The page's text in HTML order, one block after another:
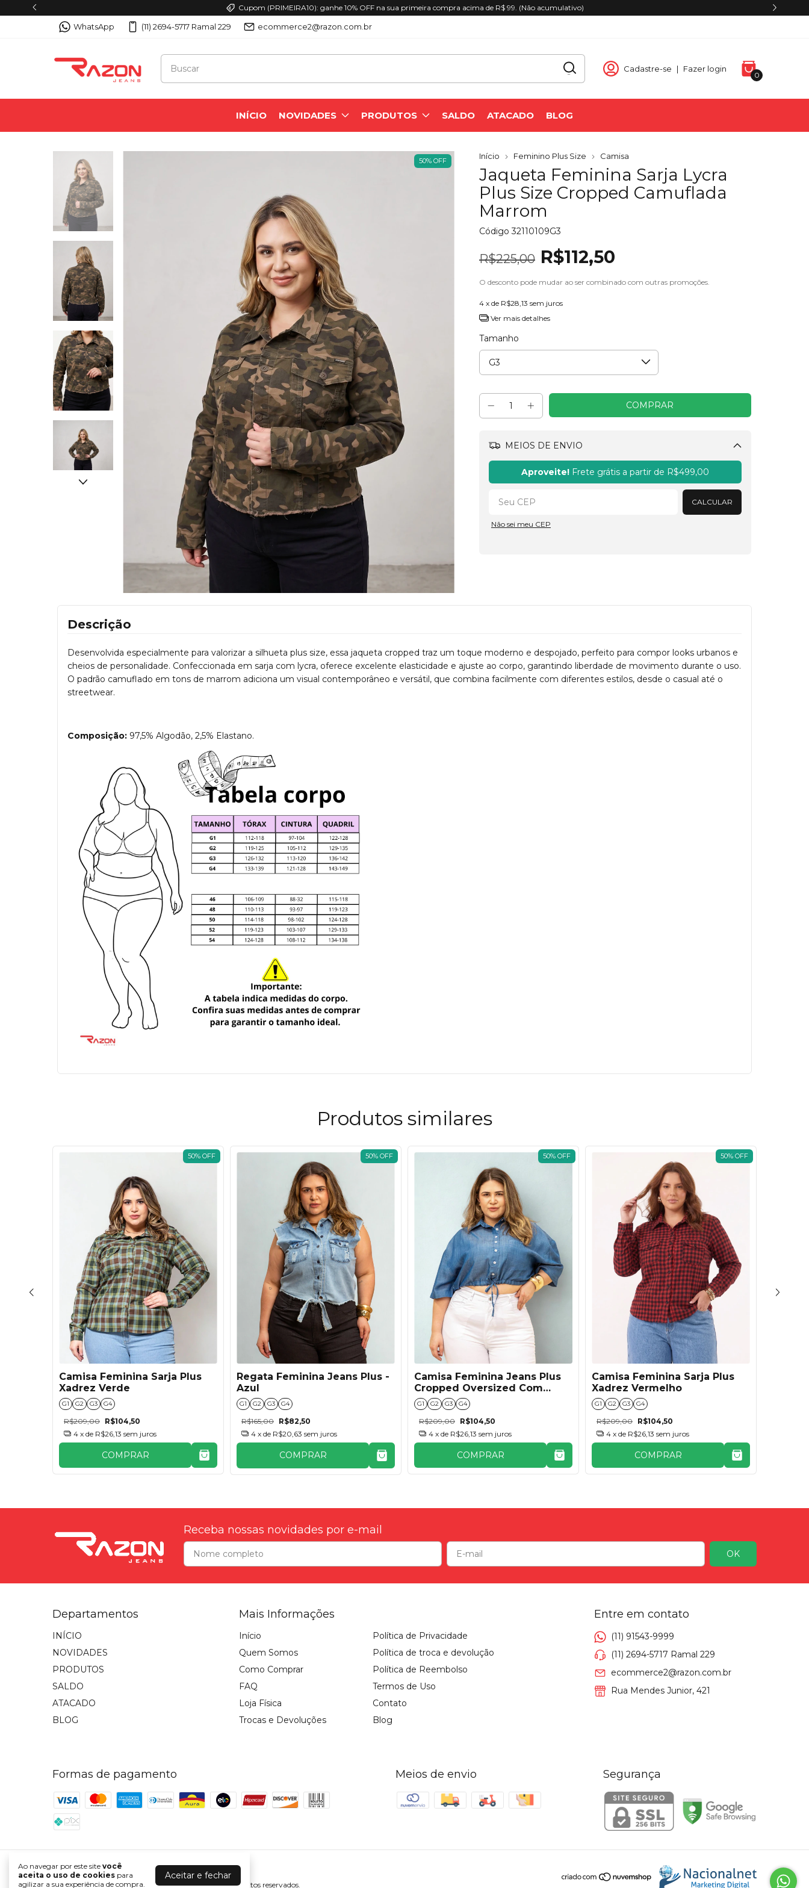
Cupom (PRIMEIRA10): ganhe 10% OFF na sua primeira compra acima de R$ 99. (Não acumulativo)
WhatsApp (11) 2694-5717 Ramal 229 ecommerce2@razon.com.br
Cadastre-se | Fazer login
0
INÍCIO NOVIDADES PRODUTOS SALDO ATACADO BLOG
Ao navegar por este site você
aceita o uso de cookies para
agilizar a sua experiência de compra.
Aceitar e fechar
50% OFF Início Feminino Plus Size Camisa
Jaqueta Feminina Sarja Lycra
Plus Size Cropped Camuflada
Marrom
Código32110109G3
R$225,00 R$112,50
O desconto pode mudar ao ser combinado com outras promoções.
4 x de R$28,13 sem juros
Ver mais detalhes
Tamanho
MEIOS DE ENVIO
Aproveite! Frete grátis a partir de R$499,00
CALCULAR
Não sei meu CEP
Descrição
Desenvolvida especialmente para valorizar a silhueta plus size, essa jaqueta cropped traz um toque moderno e despojado, perfeito para compor looks urbanos e
cheios de personalidade. Confeccionada em sarja com lycra, oferece excelente elasticidade e ajuste ao corpo, garantindo liberdade de movimento durante o uso.
O padrão camuflado em tons de marrom adiciona um visual contemporâneo e versátil, que combina facilmente com diferentes estilos, desde o casual até o
streetwear.
Composição: 97,5% Algodão, 2,5% Elastano.
Produtos similares
50% OFF
Camisa Feminina Sarja Plus
Xadrez Verde
G1 G2 G3 G4
R$209,00 R$104,50
4 x de R$26,13 sem juros
COMPRAR
50% OFF
Regata Feminina Jeans Plus -
Azul
G1 G2 G3 G4
R$165,00 R$82,50
4 x de R$20,63 sem juros
COMPRAR
50% OFF
Camisa Feminina Jeans Plus
Cropped Oversized Com
Cordão - Amaciado
G1 G2 G3 G4
R$209,00 R$104,50
4 x de R$26,13 sem juros
COMPRAR
50% OFF
Camisa Feminina Sarja Plus
Xadrez Vermelho
G1 G2 G3 G4
R$209,00 R$104,50
4 x de R$26,13 sem juros
COMPRAR
Receba nossas novidades por e-mail
Departamentos
INÍCIO
NOVIDADES
PRODUTOS
SALDO
ATACADO
BLOG
Mais Informações
Início
Quem Somos
Como Comprar
FAQ
Loja Física
Trocas e Devoluções
Política de Privacidade
Política de troca e devolução
Política de Reembolso
Termos de Uso
Contato
Blog
Entre em contato
(11) 91543-9999
(11) 2694-5717 Ramal 229
ecommerce2@razon.com.br
Rua Mendes Junior, 421
Formas de pagamento Meios de envio Segurança
Razon Jeans
©2026. RAZON JEANS - 05895085000137. Todos os direitos reservados.